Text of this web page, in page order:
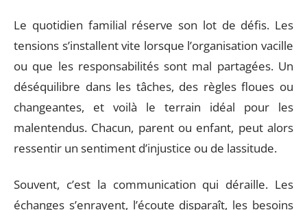
Le quotidien familial réserve son lot de défis. Les
tensions s’installent vite lorsque l’organisation vacille
ou que les responsabilités sont mal partagées. Un
déséquilibre dans les tâches, des règles floues ou
changeantes, et voilà le terrain idéal pour les
malentendus. Chacun, parent ou enfant, peut alors
ressentir un sentiment d’injustice ou de lassitude.
Souvent, c’est la communication qui déraille. Les
échanges s’enrayent, l’écoute disparaît, les besoins